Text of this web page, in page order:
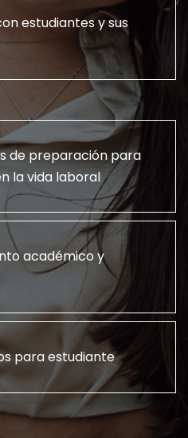
estudiantes y sus
de preparación para
la vida laboral
académico y
para estudiante